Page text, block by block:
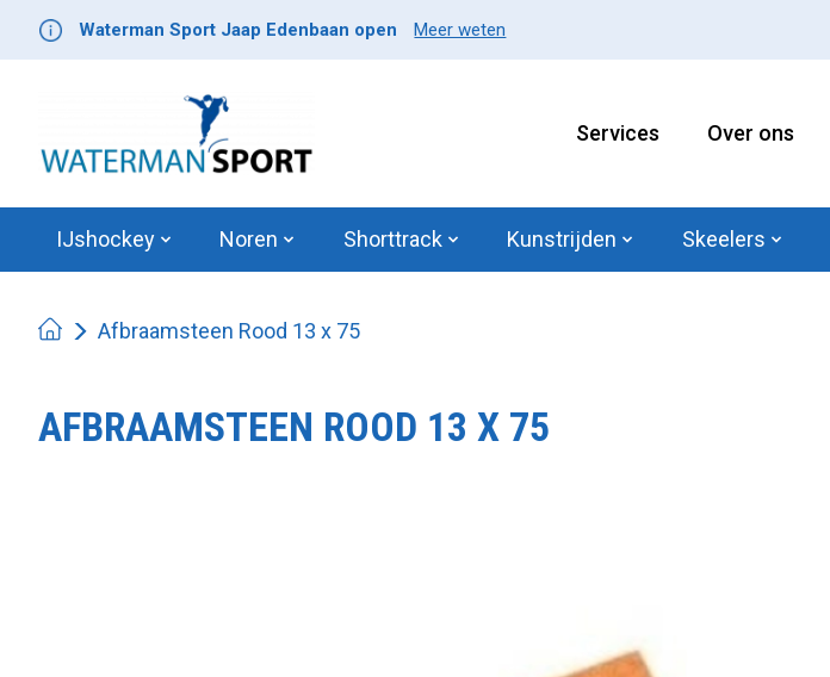
Waterman Sport Jaap Edenbaan open Meer weten
Services Over ons
IJshockey Noren Shorttrack Kunstrijden Skeelers
Afbraamsteen Rood 13 x 75
AFBRAAMSTEEN ROOD 13 X 75